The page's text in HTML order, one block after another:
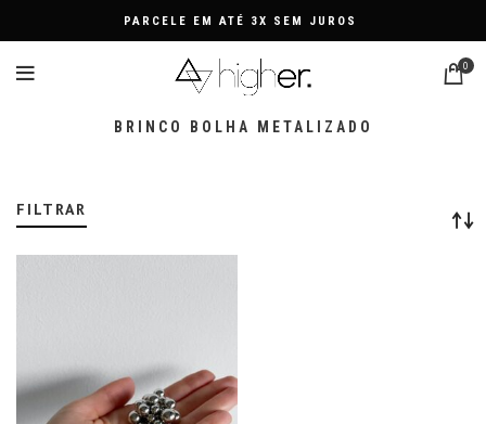
PARCELE EM ATÉ 3X SEM JUROS
0
BRINCO BOLHA METALIZADO
FILTRAR